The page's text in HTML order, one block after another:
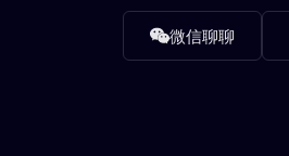
微信聊聊